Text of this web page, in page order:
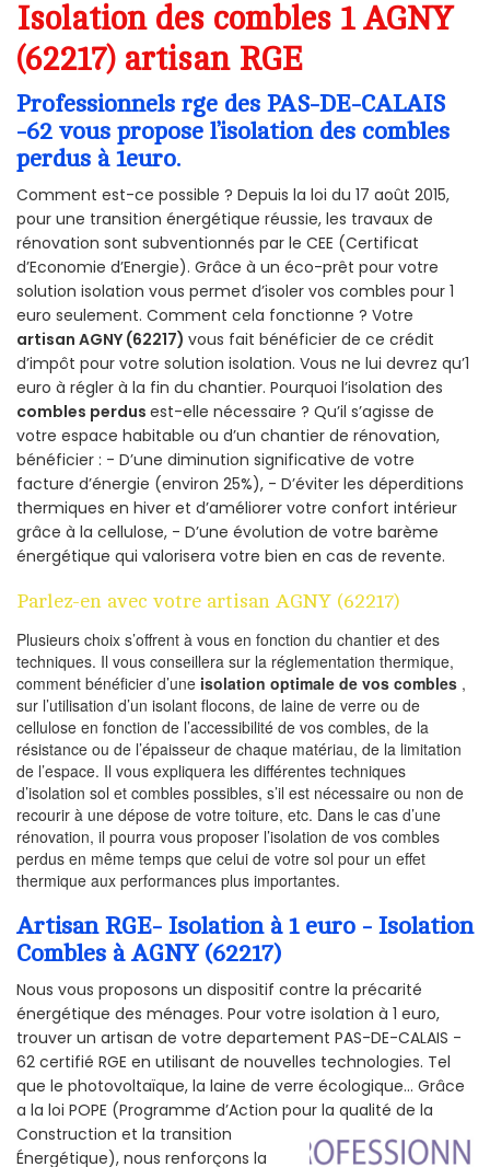
Isolation des combles 1 AGNY
(62217) artisan RGE
Professionnels rge des PAS-DE-CALAIS
-62 vous propose l’isolation des combles
perdus à 1euro.
Comment est-ce possible ? Depuis la loi du 17 août 2015,
pour une transition énergétique réussie, les travaux de
rénovation sont subventionnés par le CEE (Certificat
d’Economie d’Energie). Grâce à un éco-prêt pour votre
solution isolation vous permet d’isoler vos combles pour 1
euro seulement. Comment cela fonctionne ? Votre
artisan AGNY (62217) vous fait bénéficier de ce crédit
d’impôt pour votre solution isolation. Vous ne lui devrez qu’1
euro à régler à la fin du chantier. Pourquoi l’isolation des
combles perdus est-elle nécessaire ? Qu’il s’agisse de
votre espace habitable ou d’un chantier de rénovation,
bénéficier : - D’une diminution significative de votre
facture d’énergie (environ 25%), - D’éviter les déperditions
thermiques en hiver et d’améliorer votre confort intérieur
grâce à la cellulose, - D’une évolution de votre barème
énergétique qui valorisera votre bien en cas de revente.
Parlez-en avec votre artisan AGNY (62217)
Plusieurs choix s’offrent à vous en fonction du chantier et des
techniques. Il vous conseillera sur la réglementation thermique,
comment bénéficier d’une isolation optimale de vos combles ,
sur l’utilisation d’un isolant flocons, de laine de verre ou de
cellulose en fonction de l’accessibilité de vos combles, de la
résistance ou de l’épaisseur de chaque matériau, de la limitation
de l’espace. Il vous expliquera les différentes techniques
d’isolation sol et combles possibles, s’il est nécessaire ou non de
recourir à une dépose de votre toiture, etc. Dans le cas d’une
rénovation, il pourra vous proposer l’isolation de vos combles
perdus en même temps que celui de votre sol pour un effet
thermique aux performances plus importantes.
Artisan RGE- Isolation à 1 euro - Isolation
Combles à AGNY (62217)
Nous vous proposons un dispositif contre la précarité
énergétique des ménages. Pour votre isolation à 1 euro,
trouver un artisan de votre departement PAS-DE-CALAIS -
62 certifié RGE en utilisant de nouvelles technologies. Tel
que le photovoltaïque, la laine de verre écologique... Grâce
a la loi POPE (Programme d’Action pour la qualité de la
Construction et la transition
Énergétique), nous renforçons la